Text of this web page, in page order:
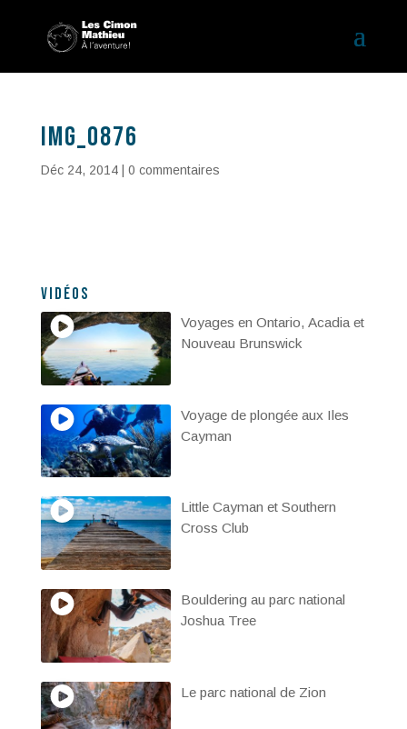
IMG_0876
Déc 24, 2014| 0 commentaires
Vidéos
Voyages en Ontario, Acadia et
Nouveau Brunswick
Voyage de plongée aux Iles
Cayman
Little Cayman et Southern
Cross Club
Bouldering au parc national
Joshua Tree
Le parc national de Zion